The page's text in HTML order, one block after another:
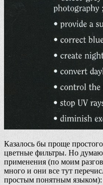
Казалось бы проще
цветные фильтры. Но думаю
применения (по моим
много и они все тут
простым понятным языком):